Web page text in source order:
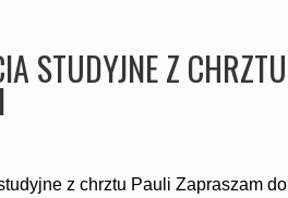
STUDYJNE Z CHRZTU
z chrztu Pauli Zapraszam do